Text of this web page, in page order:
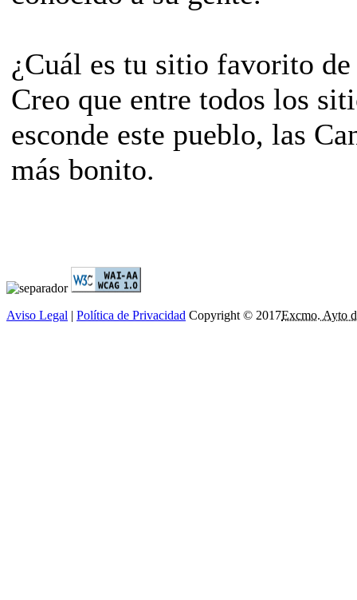
­¿Cuál es tu sitio favorito de
Creo que entre todos los
esconde este pueblo, las
más bonito.
Aviso Legal | Política de Privacidad Copyright © 2017Excmo. Ayto